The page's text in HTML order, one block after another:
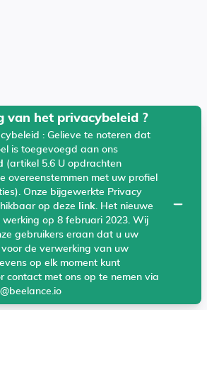
van het privacybeleid ?
: Gelieve te noteren dat
is toegevoegd aan ons
(artikel 5.6 U opdrachten
overeenstemmen met uw profiel
Onze bijgewerkte Privacy
op deze
link. Het nieuwe
op 8 februari 2023. Wij
gebruikers eraan dat u uw
de verwerking van uw
op elk moment kunt
contact met ons op te nemen via
sluiten
technische cookies, Google
in uw browser die ons helpen uw
producten en diensten te verbeteren.
zorgen ervoor dat onze website
en helpen ons te begrijpen welke
nuttigst is voor bezoekers. Meer
informatie
Ik ga akkoord